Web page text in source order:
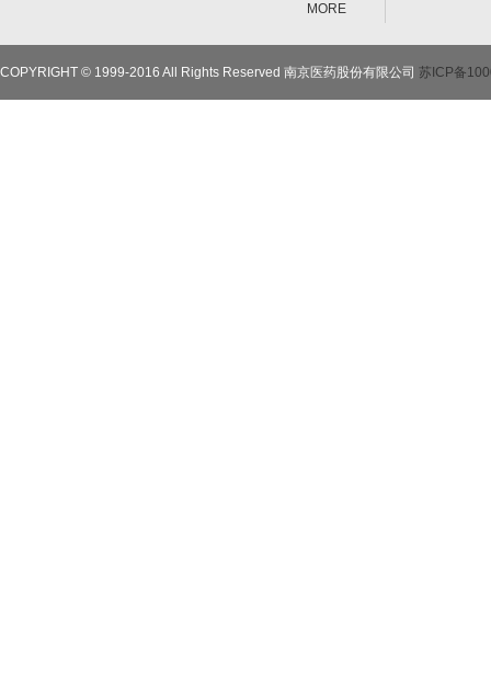
MORE
COPYRIGHT © 1999-2016 All Rights Reserved 南京医药股份有限公司 苏ICP备